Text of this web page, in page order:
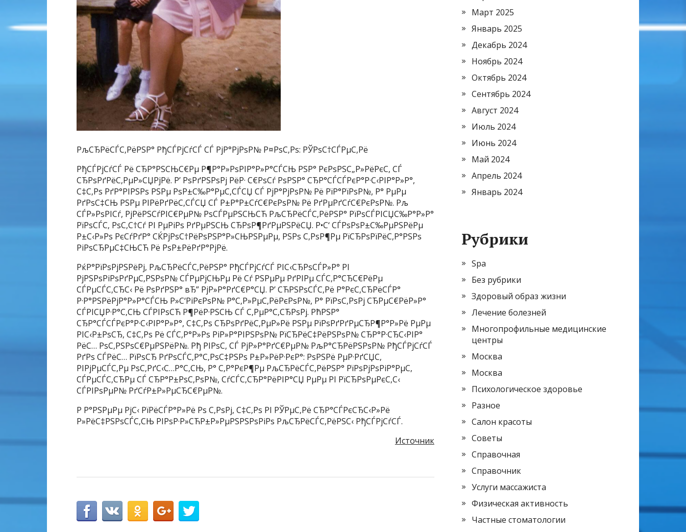
РљСЂРёСЃС‚РёРЅР° РђСЃРјСѓСЃ СЃ РјР°РјРѕР№ Р¤РѕС‚Рѕ: РЎРѕС†СЃРµС‚Рё
РђСЃРјСѓСЃ Рё СЂР°РЅСЊС€Рµ Р¶Р°Р»РѕРІР°Р»Р°СЃСЊ РЅР° РєРѕРЅС„Р»РёРєС‚ СЃ
СЂРѕРґРёС‚РµР»СЏРјРё. Р’ РѕРґРЅРѕРј РёР· С€РѕСѓ РѕРЅР° СЂР°СЃСЃРєР°Р·С‹РІР°Р»Р°,
С‡С‚Рѕ РґР°РІРЅРѕ РЅРµ РѕР±С‰Р°РµС‚СЃСЏ СЃ РјР°РјРѕР№ Рё РїР°РїРѕР№, Р° РµРµ
РґРѕС‡СЊ РЅРµ РІРёРґРёС‚СЃСЏ СЃ Р±Р°Р±СѓС€РєРѕР№ Рё РґРµРґСѓС€РєРѕР№. Рљ
СЃР»РѕРІСѓ, РјРёРЅСѓРІС€РµР№ РѕСЃРµРЅСЊСЋ РљСЂРёСЃС‚РёРЅР° РїРѕСЃРІСЏС‰Р°Р»Р°
РїРѕСЃС‚ РѕС‚С†Сѓ РІ РµРіРѕ РґРµРЅСЊ СЂРѕР¶РґРµРЅРёСЏ. Р•С‘ СЃРѕРѕР±С‰РµРЅРёРµ
Р±С‹Р»Рѕ РєСѓРґР° СЌРјРѕС†РёРѕРЅР°Р»СЊРЅРµРµ, РЅРѕ С‚РѕР¶Рµ РїСЂРѕРїРёС‚Р°РЅРѕ
РіРѕСЂРµС‡СЊСЋ Рё РѕР±РёРґР°РјРё.
РќР°РїРѕРјРЅРёРј, РљСЂРёСЃС‚РёРЅР° РђСЃРјСѓСЃ РІС‹СЂРѕСЃР»Р° РІ
РјРЅРѕРіРѕРґРµС‚РЅРѕР№ СЃРµРјСЊРµ Рё Сѓ РЅРµРµ РґРІРµ СЃС‚Р°СЂС€РёРµ
СЃРµСЃС‚СЂС‹ Рё РѕРґРЅР° вЂ” РјР»Р°РґС€Р°СЏ. Р’ СЋРЅРѕСЃС‚Рё Р°РєС‚СЂРёСЃР°
Р·Р°РЅРёРјР°Р»Р°СЃСЊ Р»С‘РіРєРѕР№ Р°С‚Р»РµС‚РёРєРѕР№, Р° РїРѕС‚РѕРј СЂРµС€РёР»Р°
СЃРІСЏР·Р°С‚СЊ СЃРІРѕСЋ Р¶РёР·РЅСЊ СЃ С‚РµР°С‚СЂРѕРј. РћРЅР°
СЂР°СЃСЃРєР°Р·С‹РІР°Р»Р°, С‡С‚Рѕ СЂРѕРґРёС‚РµР»Рё РЅРµ РїРѕРґРґРµСЂР¶Р°Р»Рё РµРµ
РІС‹Р±РѕСЂ, С‡С‚Рѕ Рё СЃС‚Р°Р»Рѕ РіР»Р°РІРЅРѕР№ РїСЂРёС‡РёРЅРѕР№ СЂР°Р·СЂС‹РІР°
РёС… РѕС‚РЅРѕС€РµРЅРёР№. Рђ РІРѕС‚ СЃ РјР»Р°РґС€РµР№ РљР°СЂРёРЅРѕР№ РђСЃРјСѓСЃ
РґРѕ СЃРёС… РїРѕСЂ РґРѕСЃС‚Р°С‚РѕС‡РЅРѕ Р±Р»РёР·РєР°: РѕРЅРё РµР·РґСЏС‚
РІРјРµСЃС‚Рµ РѕС‚РґС‹С…Р°С‚СЊ, Р° С‚Р°РєР¶Рµ РљСЂРёСЃС‚РёРЅР° РїРѕРјРѕРіР°РµС‚
СЃРµСЃС‚СЂРµ СЃ СЂР°Р±РѕС‚РѕР№, СѓСЃС‚СЂР°РёРІР°СЏ РµРµ РІ РїСЂРѕРµРєС‚С‹
СЃРІРѕРµР№ РґСѓР±Р»РµСЂС€РµР№.
Р Р°РЅРµРµ РјС‹ РїРёСЃР°Р»Рё Рѕ С‚РѕРј, С‡С‚Рѕ РІ РЎРµС‚Рё СЂР°СЃРєСЂС‹Р»Рё
Р»РёС‡РЅРѕСЃС‚СЊ РІРѕР·Р»СЋР±Р»РµРЅРЅРѕРіРѕ РљСЂРёСЃС‚РёРЅС‹ РђСЃРјСѓСЃ.
Источник
Март 2025
Январь 2025
Декабрь 2024
Ноябрь 2024
Октябрь 2024
Сентябрь 2024
Август 2024
Июль 2024
Июнь 2024
Май 2024
Апрель 2024
Январь 2024
Рубрики
Spa
Без рубрики
Здоровый образ жизни
Лечение болезней
Многопрофильные медицинские
центры
Москва
Москва
Психологическое здоровье
Разное
Салон красоты
Советы
Справочная
Справочник
Услуги массажиста
Физическая активность
Частные стоматологии